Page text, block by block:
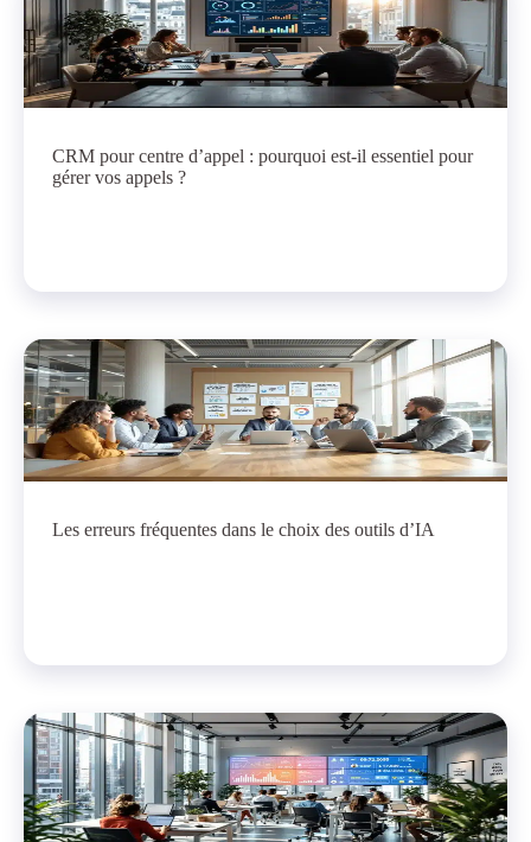
CRM pour centre d’appel : pourquoi est-il essentiel pour
gérer vos appels ?
Les erreurs fréquentes dans le choix des outils d’IA